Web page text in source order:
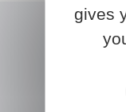
gives